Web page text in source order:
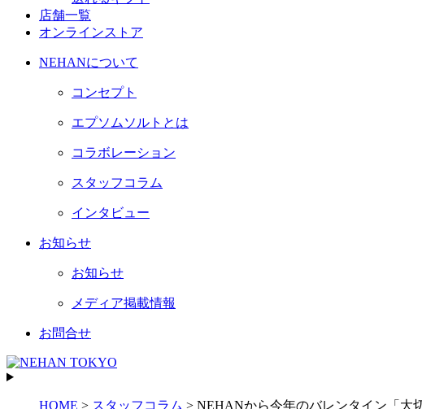
店舗一覧
オンラインストア
NEHANについて
コンセプト
エプソムソルトとは
コラボレーション
スタッフコラム
インタビュー
お知らせ
お知らせ
メディア掲載情報
お問合せ
HOME > スタッフコラム > NEHANから今年のバレンタイン「大